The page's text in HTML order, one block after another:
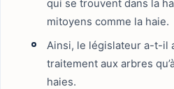
qui se trouvent dans la
mitoyens comme la haie.
Ainsi, le législateur a-t-il
traitement aux arbres
haies.